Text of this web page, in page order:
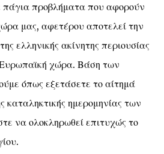
πάγια προβλήματα που αφορούν
μας, αφετέρου αποτελεί την
ελληνικής ακίνητης περιουσίας
χώρα. Βάση των
όπως εξετάσετε το αίτημά
καταληκτικής ημερομηνίας των
να ολοκληρωθεί επιτυχώς το